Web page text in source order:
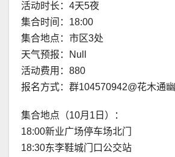
活动时长：4天5夜
集合时间：18:00
集合地点：市区3处
天气预报：Null
活动费用：880
报名方式：群104570942@花木通幽
集合地点（10月1日）：
18:00新业广场停车场北门
18:30东李鞋城门口公交站